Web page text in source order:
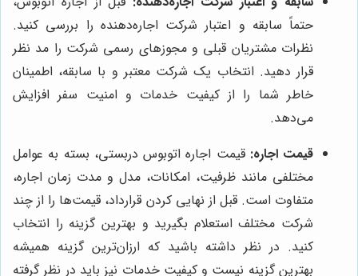
حتماً سابقه و اعتبار شرکت اجاره‌دهنده را بررسی کنید.
نظرات مشتریان قبلی و مجوزهای رسمی شرکت را مد نظر
قرار دهید. انتخاب یک شرکت معتبر و با سابقه، اطمینان
خاطر شما را از کیفیت خدمات و امنیت سفر افزایش
می‌دهد.
قیمت اجاره: قیمت اجاره اتوبوس دربستی، بسته به عوامل
مختلفی مانند ظرفیت، امکانات، مدل و مدت زمان اجاره،
متفاوت است. قبل از نهایی کردن قرارداد، قیمت‌ها را از چند
شرکت مختلف استعلام بگیرید و بهترین گزینه را انتخاب
کنید. در نظر داشته باشید که ارزان‌ترین گزینه همیشه
بهترین گزینه نیست و کیفیت خدمات نیز باید در نظر گرفته